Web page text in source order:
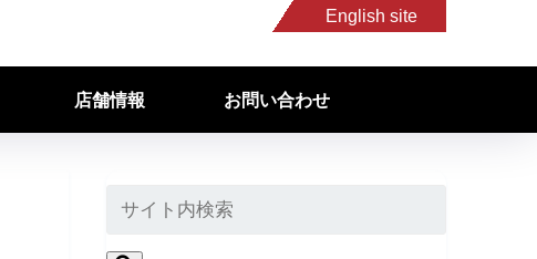
English site
店舗情報 お問い合わせ